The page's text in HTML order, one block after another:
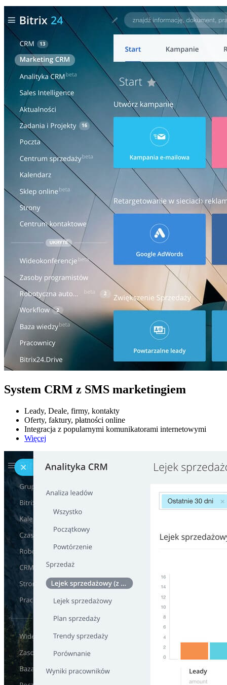
System CRM z SMS marketingiem
Leady, Deale, firmy, kontakty
Oferty, faktury, płatności online
Integracja z popularnymi komunikatorami internetowymi
Więcej